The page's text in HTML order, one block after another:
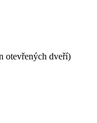
otevřených dveří)